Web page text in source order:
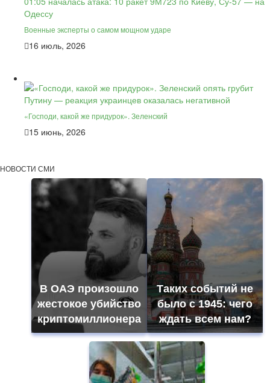
Военные эксперты о самом мощном ударе
16 июль, 2026
«Господи, какой же придурок». Зеленский
15 июнь, 2026
НОВОСТИ СМИ
В ОАЭ произошло
жестокое убийство
криптомиллионера
Таких событий не
было с 1945: чего
ждать всем нам?